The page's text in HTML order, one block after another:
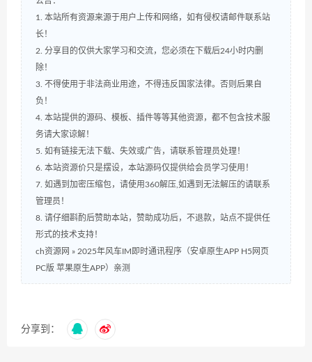
1. 本站所有资源来源于用户上传和网络，如有侵权请邮件联系站
长！
2. 分享目的仅供大家学习和交流，您必须在下载后24小时内删
除！
3. 不得使用于非法商业用途，不得违反国家法律。否则后果自
负！
4. 本站提供的源码、模板、插件等等其他资源，都不包含技术服
务请大家谅解！
5. 如有链接无法下载、失效或广告，请联系管理员处理！
6. 本站资源价只是摆设，本站源码仅提供给会员学习使用！
7. 如遇到加密压缩包，请使用360解压,如遇到无法解压的请联系
管理员！
8. 请仔细斟酌后赞助本站，赞助成功后，不退款，站点不提供任
形式的技术支持！
ch资源网 » 2025年风车IM即时通讯程序（安卓原生APP H5网页
PC版 苹果原生APP）亲测
分享到：